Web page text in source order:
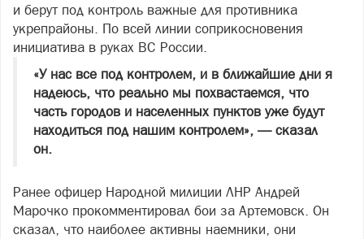
и берут под контроль важные для противника
укрепрайоны. По всей линии соприкосновения
инициатива в руках ВС России.
«У нас все под контролем, и в ближайшие дни я
надеюсь, что реально мы похвастаемся, что
часть городов и населенных пунктов уже будут
находиться под нашим контролем», — сказал
он.
Ранее офицер Народной милиции ЛНР Андрей
Марочко прокомментировал бои за Артемовск. Он
сказал, что наиболее активны наемники, они